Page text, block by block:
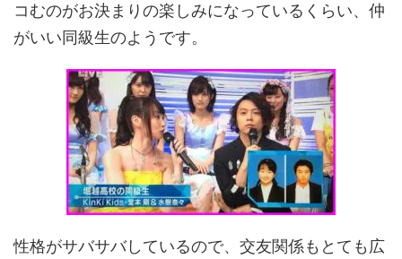
コむのがお決まりの楽しみになっているくらい、仲
がいい同級生のようです。
性格がサバサバしているので、交友関係もとても広